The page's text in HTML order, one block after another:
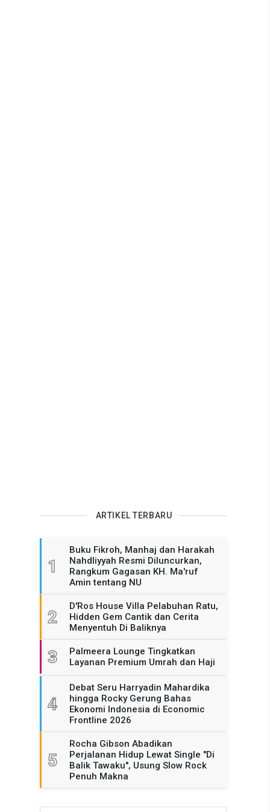
ARTIKEL TERBARU
1
Buku Fikroh, Manhaj dan Harakah
Nahdliyyah Resmi Diluncurkan,
Rangkum Gagasan KH. Ma'ruf
Amin tentang NU
2
D'Ros House Villa Pelabuhan Ratu,
Hidden Gem Cantik dan Cerita
Menyentuh Di Baliknya
3
Palmeera Lounge Tingkatkan
Layanan Premium Umrah dan Haji
4
Debat Seru Harryadin Mahardika
hingga Rocky Gerung Bahas
Ekonomi Indonesia di Economic
Frontline 2026
5
Rocha Gibson Abadikan
Perjalanan Hidup Lewat Single "Di
Balik Tawaku", Usung Slow Rock
Penuh Makna